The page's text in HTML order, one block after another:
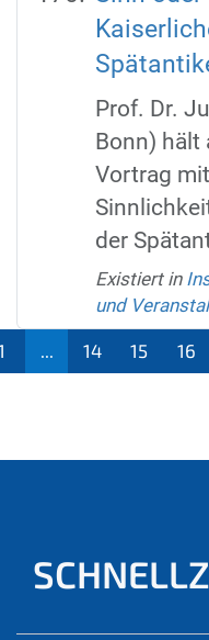
Prof. Dr.
Bonn) hält
Vortrag
der
Existiert in
und
14 15 16